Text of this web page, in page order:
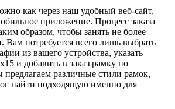
как через наш удобный веб-сайт,
приложение. Процесс заказа
образом, чтобы занять не более
Вам потребуется всего лишь выбрать
из вашего устройства, указать
и добавить в заказ рамку по
различные стили рамок,
найти подходящую именно для